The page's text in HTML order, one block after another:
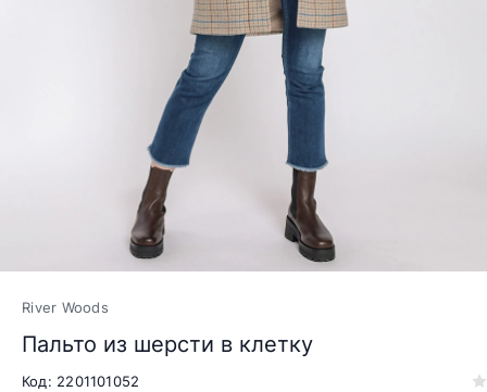
River Woods
Пальто из шерсти в клетку
Код: 2201101052